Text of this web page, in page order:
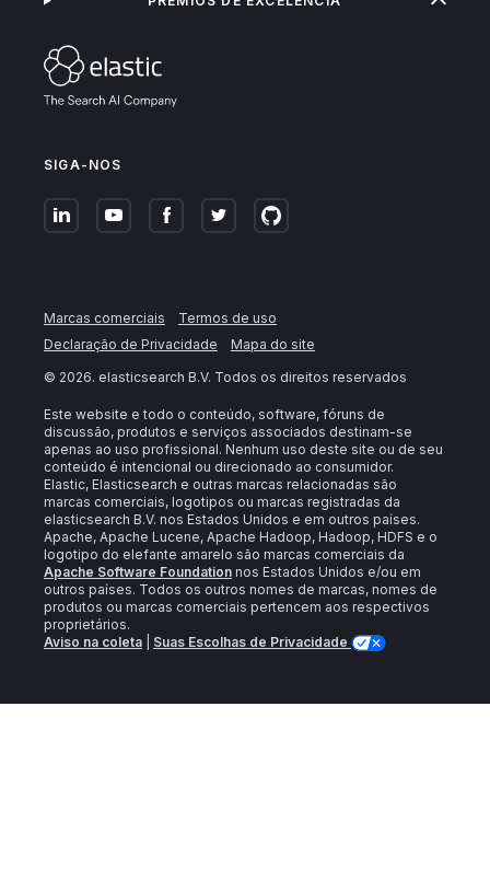
SIGA-NOS
Marcas comerciais
Termos de uso
Declaração de Privacidade
Mapa do site
© 2026. elasticsearch B.V. Todos os direitos reservados
Este website e todo o conteúdo, software, fóruns de
discussão, produtos e serviços associados destinam-se
apenas ao uso profissional. Nenhum uso deste site ou de seu
conteúdo é intencional ou direcionado ao consumidor.
Elastic, Elasticsearch e outras marcas relacionadas são
marcas comerciais, logotipos ou marcas registradas da
elasticsearch B.V. nos Estados Unidos e em outros países.
Apache, Apache Lucene, Apache Hadoop, Hadoop, HDFS e o
logotipo do elefante amarelo são marcas comerciais da
Apache Software Foundation nos Estados Unidos e/ou em
outros países. Todos os outros nomes de marcas, nomes de
produtos ou marcas comerciais pertencem aos respectivos
proprietários.
Aviso na coleta
Suas Escolhas de Privacidade